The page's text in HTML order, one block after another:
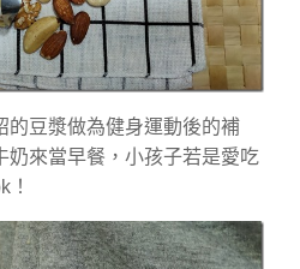
的豆漿做為健身運動後的補
奶來當早餐，小孩子若是愛吃